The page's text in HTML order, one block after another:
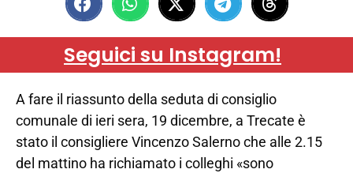
Seguici su Instagram!
A fare il riassunto della seduta di consiglio
comunale di ieri sera, 19 dicembre, a Trecate è
stato il consigliere Vincenzo Salerno che alle 2.15
del mattino ha richiamato i colleghi «sono